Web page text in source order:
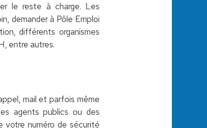
le reste à charge. Les
demander à Pôle Emploi
différents organismes
entre autres.
mail et parfois même
agents publics ou des
votre numéro de sécurité